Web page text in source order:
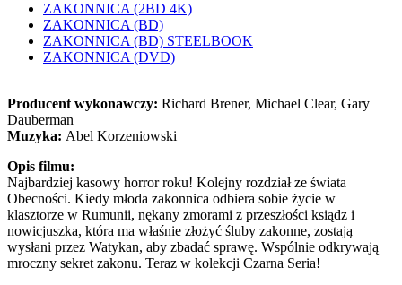
ZAKONNICA (2BD 4K)
ZAKONNICA (BD)
ZAKONNICA (BD) STEELBOOK
ZAKONNICA (DVD)
Producent wykonawczy: Richard Brener, Michael Clear, Gary
Dauberman
Muzyka: Abel Korzeniowski
Opis filmu:
Najbardziej kasowy horror roku! Kolejny rozdział ze świata
Obecności. Kiedy młoda zakonnica odbiera sobie życie w
klasztorze w Rumunii, nękany zmorami z przeszłości ksiądz i
nowicjuszka, która ma właśnie złożyć śluby zakonne, zostają
wysłani przez Watykan, aby zbadać sprawę. Wspólnie odkrywają
mroczny sekret zakonu. Teraz w kolekcji Czarna Seria!